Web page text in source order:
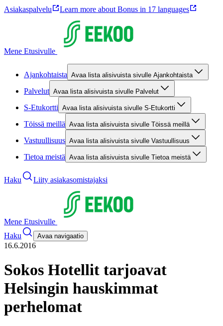
Asiakaspalvelu Learn more about Bonus in 17 languages
Mene Etusivulle
Ajankohtaista Avaa lista alisivuista sivulle Ajankohtaista
Palvelut Avaa lista alisivuista sivulle Palvelut
S-Etukortti Avaa lista alisivuista sivulle S-Etukortti
Töissä meillä Avaa lista alisivuista sivulle Töissä meillä
Vastuullisuus Avaa lista alisivuista sivulle Vastuullisuus
Tietoa meistä Avaa lista alisivuista sivulle Tietoa meistä
Haku Liity asiakasomistajaksi
Mene Etusivulle
Haku
Avaa navigaatio
16.6.2016
Sokos Hotellit tarjoavat
Helsingin hauskimmat
perhelomat